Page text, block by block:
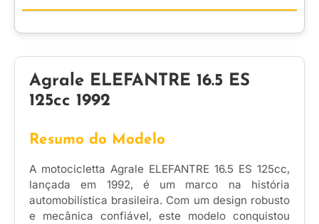
Agrale ELEFANTRE 16.5 ES
125cc 1992
Resumo do Modelo
A motocicletta Agrale ELEFANTRE 16.5 ES 125cc,
lançada em 1992, é um marco na história
automobilística brasileira. Com um design robusto
e mecânica confiável, este modelo conquistou